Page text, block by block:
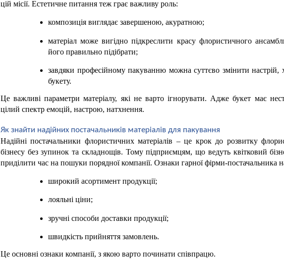
цій місії. Естетичне питання теж грає важливу роль:
композиція виглядає завершеною, акуратною;
матеріал може вигідно підкреслити красу флористичного
його правильно підібрати;
завдяки професійному пакуванню можна суттєво змінити настрій,
букету.
Це важливі параметри матеріалу, які не варто ігнорувати. Адже букет має
цілий спектр емоцій, настрою, натхнення.
Як знайти надійних постачальників матеріалів для пакування
Надійні постачальники флористичних матеріалів – це крок до розвитку
бізнесу без зупинок та складнощів. Тому підприємцям, що ведуть квітковий
приділити час на пошуки порядної компанії. Ознаки гарної фірми-постачальника
широкий асортимент продукції;
лояльні ціни;
зручні способи доставки продукції;
швидкість прийняття замовлень.
Це основні ознаки компанії, з якою варто починати співпрацю.